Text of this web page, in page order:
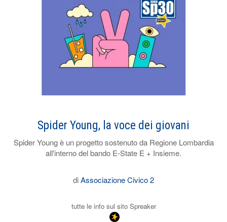
Spider Young, la voce dei giovani
Spider Young è un progetto sostenuto da Regione Lombardia
all'interno del bando E-State E + Insieme.
diAssociazione Civico 2
tutte le info sul sito Spreaker